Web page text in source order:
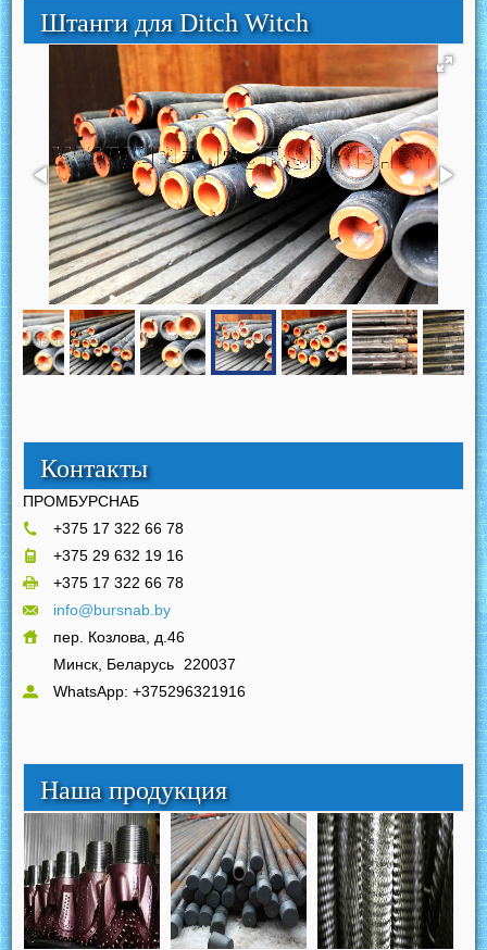
Штанги для Ditch Witch
Контакты
ПРОМБУРСНАБ
+375 17 322 66 78
+375 29 632 19 16
+375 17 322 66 78
info@bursnab.by
пер. Козлова, д.46
Минск, Беларусь 220037
WhatsApp: +375296321916
Наша продукция